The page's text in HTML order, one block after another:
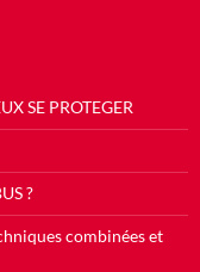
SE PROTEGER
?
combinées et